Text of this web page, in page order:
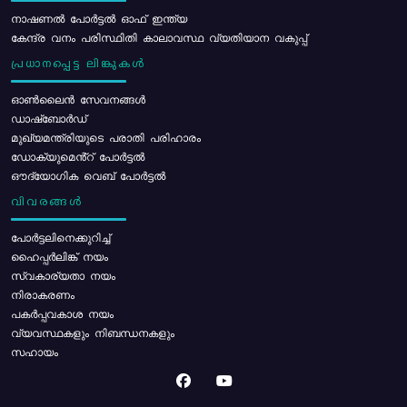
നാഷണൽ പോർട്ടൽ ഓഫ് ഇന്ത്യ
കേന്ദ്ര വനം പരിസ്ഥിതി കാലാവസ്ഥ വ്യതിയാന വകുപ്പ്
പ്രധാനപ്പെട്ട ലിങ്കുകൾ
ഓൺലൈൻ സേവനങ്ങൾ
ഡാഷ്ബോർഡ്
മുഖ്യമന്ത്രിയുടെ പരാതി പരിഹാരം
ഡോക്യുമെൻ്റ് പോർട്ടൽ
ഔദ്യോഗിക വെബ് പോർട്ടൽ
വിവരങ്ങൾ
പോര്‍ട്ടലിനെക്കുറിച്ച്
ഹൈപ്പർലിങ്ക് നയം
സ്വകാര്യതാ നയം
നിരാകരണം
പകർപ്പവകാശ നയം
വ്യവസ്ഥകളും നിബന്ധനകളും
സഹായം